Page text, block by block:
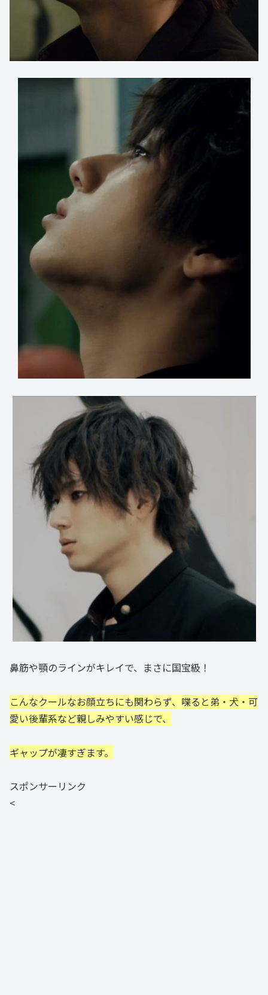
鼻筋や顎のラインがキレイで、まさに国宝級！
こんなクールなお顔立ちにも関わらず、喋ると弟・犬・可
愛い後輩系など親しみやすい感じで、
ギャップが凄すぎます。
スポンサーリンク
<